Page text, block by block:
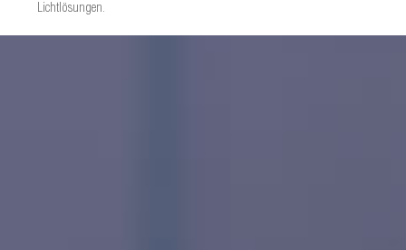
Lichtlösungen.